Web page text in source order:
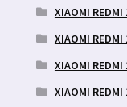
XIAOMI REDMI
XIAOMI REDMI
XIAOMI REDMI
XIAOMI REDMI